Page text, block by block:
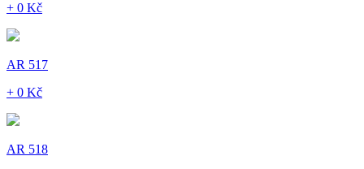
+ 0 Kč
AR 517
+ 0 Kč
AR 518